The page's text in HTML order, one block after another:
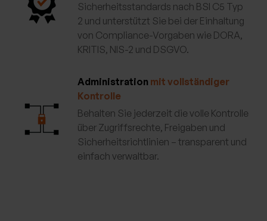
Sicherheitsstandards nach BSI C5 Typ
2 und unterstützt Sie bei der Einhaltung
von Compliance-Vorgaben wie DORA,
KRITIS, NIS-2 und DSGVO.
Administration mit vollständiger
Kontrolle
Behalten Sie jederzeit die volle Kontrolle
über Zugriffsrechte, Freigaben und
Sicherheitsrichtlinien – transparent und
einfach verwaltbar.